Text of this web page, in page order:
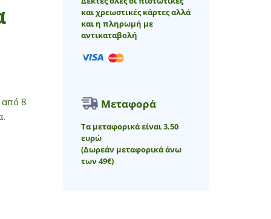
από 8
και χρεωστικές κάρτες αλλά
και η πληρωμή με
αντικαταβολή
Μεταφορά
Τα μεταφορικά είναι 3.50
ευρώ
(Δωρεάν μεταφορικά άνω
των 49€)